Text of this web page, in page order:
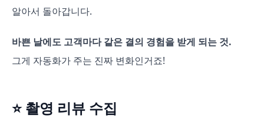
알아서 돌아갑니다.
바쁜 날에도 고객마다 같은 결의 경험을 받게 되는 것.
그게 자동화가 주는 진짜 변화인거죠!
⭐ 촬영 리뷰 수집